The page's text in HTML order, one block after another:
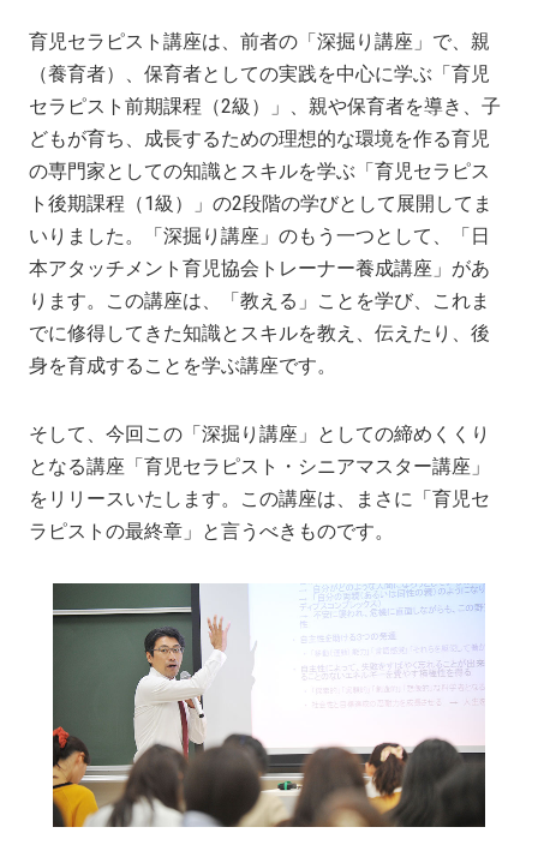
育児セラピスト講座は、前者の「深掘り講座」で、親
（養育者）、保育者としての実践を中心に学ぶ「育児
セラピスト前期課程（2級）」、親や保育者を導き、子
どもが育ち、成長するための理想的な環境を作る育児
の専門家としての知識とスキルを学ぶ「育児セラピス
ト後期課程（1級）」の2段階の学びとして展開してま
いりました。「深掘り講座」のもう一つとして、「日
本アタッチメント育児協会トレーナー養成講座」があ
ります。この講座は、「教える」ことを学び、これま
でに修得してきた知識とスキルを教え、伝えたり、後
身を育成することを学ぶ講座です。
そして、今回この「深掘り講座」としての締めくくり
となる講座「育児セラピスト・シニアマスター講座」
をリリースいたします。この講座は、まさに「育児セ
ラピストの最終章」と言うべきものです。